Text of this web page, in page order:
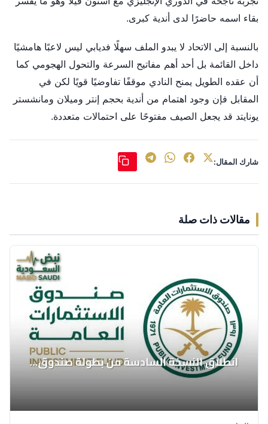
بقاء اسمه حاضرًا لدى أندية كبرى.
بالنسبة إلى الاتحاد لا يبدو الملف سهلًا فديابي ليس لاعبًا هامشيًا
داخل القائمة بل أحد أهم مفاتيح السرعة والتحول الهجومي كما
أن عقده الطويل يمنح النادي موقفًا تفاوضيًا قويًا لكن في
المقابل فإن وجود اهتمام من أندية بحجم إنتر وميلان ومانشستر
يونايتد قد يجعل الصيف مفتوحًا على احتمالات متعددة.
شارك المقال:
مقالات ذات صلة